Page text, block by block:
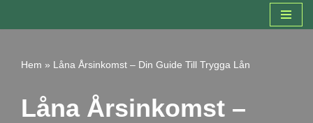
innehåll
Hem » Låna Årsinkomst – Din Guide Till Trygga Lån
Låna Årsinkomst –